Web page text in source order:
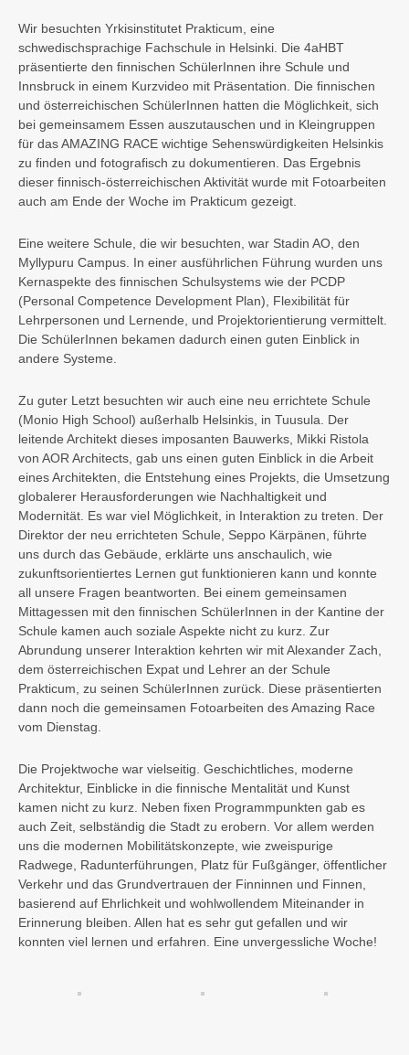
Wir besuchten Yrkisinstitutet Prakticum, eine
schwedischsprachige Fachschule in Helsinki. Die 4aHBT
präsentierte den finnischen SchülerInnen ihre Schule und
Innsbruck in einem Kurzvideo mit Präsentation. Die finnischen
und österreichischen SchülerInnen hatten die Möglichkeit, sich
bei gemeinsamem Essen auszutauschen und in Kleingruppen
für das AMAZING RACE wichtige Sehenswürdigkeiten Helsinkis
zu finden und fotografisch zu dokumentieren. Das Ergebnis
dieser finnisch-österreichischen Aktivität wurde mit Fotoarbeiten
auch am Ende der Woche im Prakticum gezeigt.
Eine weitere Schule, die wir besuchten, war Stadin AO, den
Myllypuru Campus. In einer ausführlichen Führung wurden uns
Kernaspekte des finnischen Schulsystems wie der PCDP
(Personal Competence Development Plan), Flexibilität für
Lehrpersonen und Lernende, und Projektorientierung vermittelt.
Die SchülerInnen bekamen dadurch einen guten Einblick in
andere Systeme.
Zu guter Letzt besuchten wir auch eine neu errichtete Schule
(Monio High School) außerhalb Helsinkis, in Tuusula. Der
leitende Architekt dieses imposanten Bauwerks, Mikki Ristola
von AOR Architects, gab uns einen guten Einblick in die Arbeit
eines Architekten, die Entstehung eines Projekts, die Umsetzung
globalerer Herausforderungen wie Nachhaltigkeit und
Modernität. Es war viel Möglichkeit, in Interaktion zu treten. Der
Direktor der neu errichteten Schule, Seppo Kärpänen, führte
uns durch das Gebäude, erklärte uns anschaulich, wie
zukunftsorientiertes Lernen gut funktionieren kann und konnte
all unsere Fragen beantworten. Bei einem gemeinsamen
Mittagessen mit den finnischen SchülerInnen in der Kantine der
Schule kamen auch soziale Aspekte nicht zu kurz. Zur
Abrundung unserer Interaktion kehrten wir mit Alexander Zach,
dem österreichischen Expat und Lehrer an der Schule
Prakticum, zu seinen SchülerInnen zurück. Diese präsentierten
dann noch die gemeinsamen Fotoarbeiten des Amazing Race
vom Dienstag.
Die Projektwoche war vielseitig. Geschichtliches, moderne
Architektur, Einblicke in die finnische Mentalität und Kunst
kamen nicht zu kurz. Neben fixen Programmpunkten gab es
auch Zeit, selbständig die Stadt zu erobern. Vor allem werden
uns die modernen Mobilitätskonzepte, wie zweispurige
Radwege, Radunterführungen, Platz für Fußgänger, öffentlicher
Verkehr und das Grundvertrauen der Finninnen und Finnen,
basierend auf Ehrlichkeit und wohlwollendem Miteinander in
Erinnerung bleiben. Allen hat es sehr gut gefallen und wir
konnten viel lernen und erfahren. Eine unvergessliche Woche!